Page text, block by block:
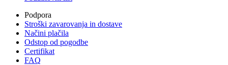
Podpora
Stroški zavarovanja in dostave
Načini plačila
Odstop od pogodbe
Certifikat
FAQ